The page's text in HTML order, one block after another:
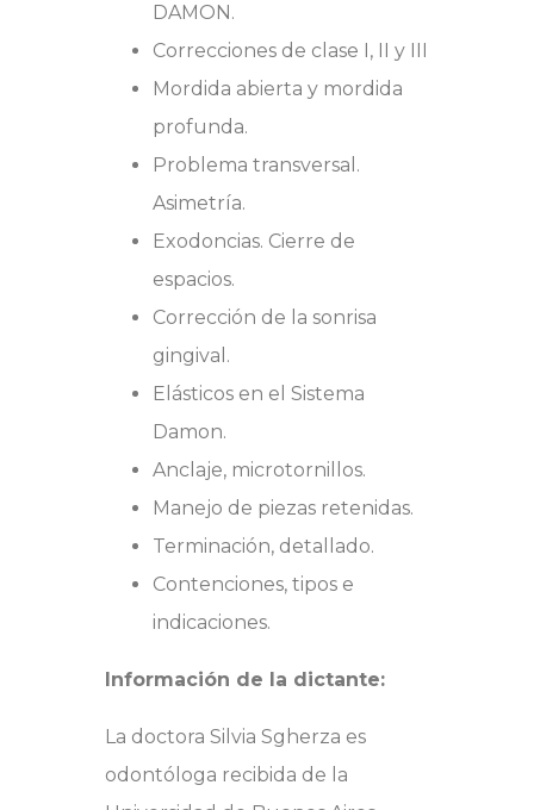
DAMON.
Correcciones de clase I, II y III
Mordida abierta y mordida
profunda.
Problema transversal.
Asimetría.
Exodoncias. Cierre de
espacios.
Corrección de la sonrisa
gingival.
Elásticos en el Sistema
Damon.
Anclaje, microtornillos.
Manejo de piezas retenidas.
Terminación, detallado.
Contenciones, tipos e
indicaciones.
Información de la dictante:
La doctora Silvia Sgherza es
odontóloga recibida de la